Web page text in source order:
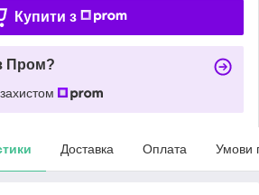
Купити з
Пром?
Доставка Оплата Умови